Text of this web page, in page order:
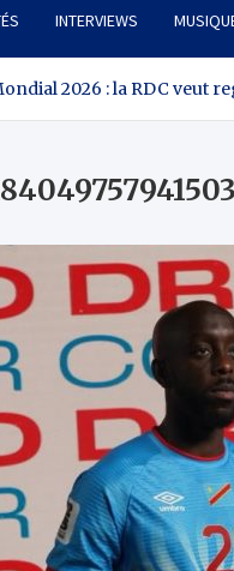
INTERVIEWS
2026 : la RDC veut